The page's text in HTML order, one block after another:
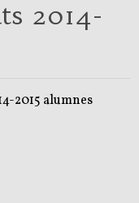
2014-
2015 alumnes